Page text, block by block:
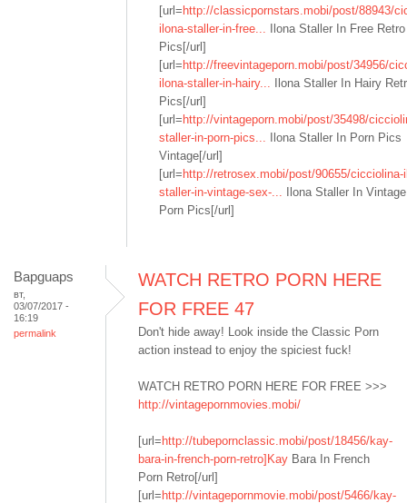
[url= http://classicpornstars.mobi/post/88943/
ilona-staller-in-free... Ilona Staller In Free
Pics[/url]
[url= http://freevintageporn.mobi/post/34956/
ilona-staller-in-hairy... Ilona Staller In Hairy
Pics[/url]
[url= http://vintageporn.mobi/post/35498/
staller-in-porn-pics... Ilona Staller In Porn Pics
Vintage[/url]
[url= http://retrosex.mobi/post/90655/cicciolina-
staller-in-vintage-sex-... Ilona Staller In
Porn Pics[/url]
Bapguaps
вт,
03/07/2017 -
16:19
permalink
WATCH RETRO PORN HERE
FOR FREE 47
Don't hide away! Look inside the Classic Porn
action instead to enjoy the spiciest fuck!
WATCH RETRO PORN HERE FOR FREE >>>
http://vintagepornmovies.mobi/
[url= http://tubepornclassic.mobi/post/18456/kay-
bara-in-french-porn-retro]Kay Bara In French
Porn Retro[/url]
[url= http://vintagepornmovie.mobi/post/5466/kay-